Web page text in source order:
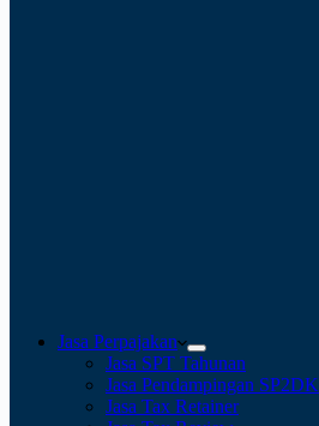
Jasa Perpajakan
Jasa SPT Tahunan
Jasa Pendampingan SP2DK
Jasa Tax Retainer